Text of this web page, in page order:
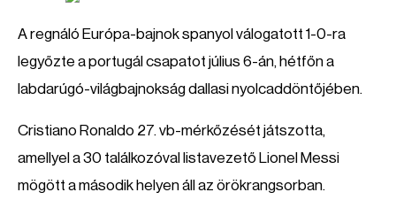
A regnáló Európa-bajnok spanyol válogatott 1-0-ra
legyőzte a portugál csapatot július 6-án, hétfőn a
labdarúgó-világbajnokság dallasi nyolcaddöntőjében.
Cristiano Ronaldo 27. vb-mérkőzését játszotta,
amellyel a 30 találkozóval listavezető Lionel Messi
mögött a második helyen áll az örökrangsorban.